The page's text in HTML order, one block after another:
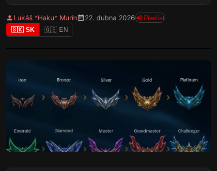
Lukáš *Haku* Murín 22. dubna 2026 Přečíst
🇸🇰 SK 🇬🇧 EN